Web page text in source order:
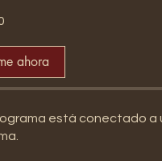
ahora
está conectado a